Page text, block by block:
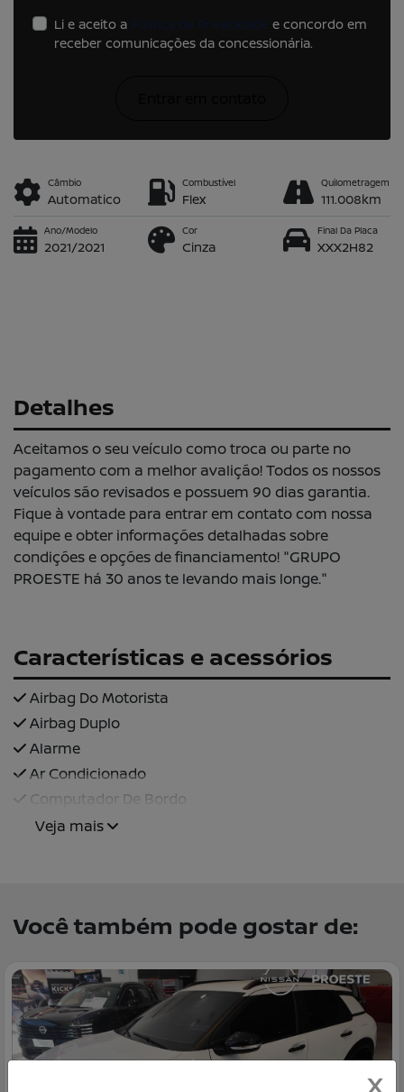
Li e aceito a Política de Privacidade e concordo em
receber comunicações da concessionária.
Câmbio
Automatico
Combustível
Flex
Quilometragem
111.008km
Ano/Modelo
2021/2021
Cor
Cinza
Final Da Placa
XXX2H82
Detalhes
Aceitamos o seu veículo como troca ou parte no
pagamento com a melhor avalição! Todos os nossos
veículos são revisados e possuem 90 dias garantia.
Fique à vontade para entrar em contato com nossa
equipe e obter informações detalhadas sobre
condições e opções de financiamento! "GRUPO
PROESTE há 30 anos te levando mais longe."
Características e acessórios
Airbag Do Motorista
Airbag Duplo
Alarme
Ar Condicionado
Computador De Bordo
Veja mais
Você também pode gostar de:
X